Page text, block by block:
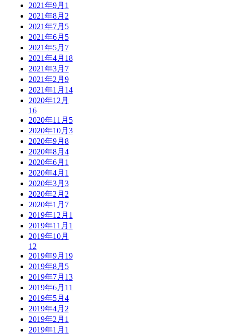
2021年9月 1
2021年8月 2
2021年7月 5
2021年6月 5
2021年5月 7
2021年4月 18
2021年3月 7
2021年2月 9
2021年1月 14
2020年12月
16
2020年11月 5
2020年10月 3
2020年9月 8
2020年8月 4
2020年6月 1
2020年4月 1
2020年3月 3
2020年2月 2
2020年1月 7
2019年12月 1
2019年11月 1
2019年10月
12
2019年9月 19
2019年8月 5
2019年7月 13
2019年6月 11
2019年5月 4
2019年4月 2
2019年2月 1
2019年1月 1